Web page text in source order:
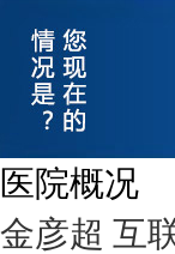
医院概况
金彦超 互